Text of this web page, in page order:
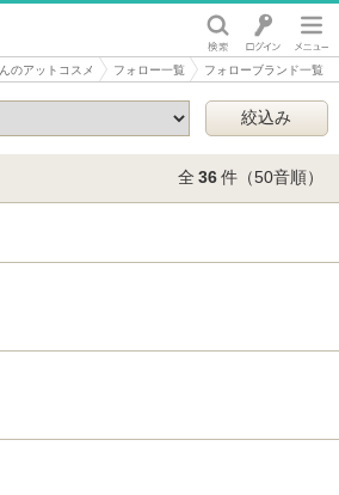
のアットコスメ フォロー一覧 フォローブランド一覧
全 36件（50音順）